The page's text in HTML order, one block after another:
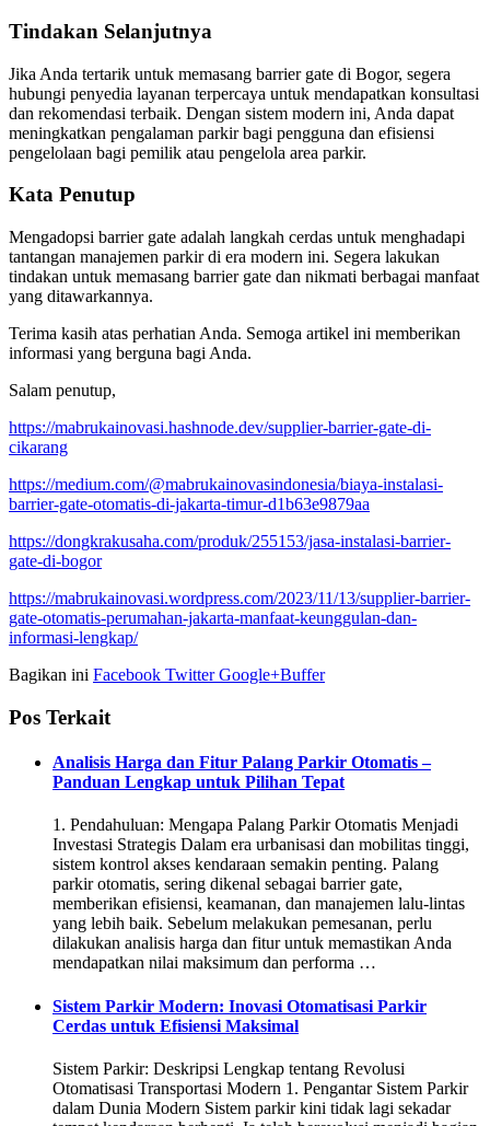
Tindakan Selanjutnya
Jika Anda tertarik untuk memasang barrier gate di Bogor, segera
hubungi penyedia layanan terpercaya untuk mendapatkan konsultasi
dan rekomendasi terbaik. Dengan sistem modern ini, Anda dapat
meningkatkan pengalaman parkir bagi pengguna dan efisiensi
pengelolaan bagi pemilik atau pengelola area parkir.
Kata Penutup
Mengadopsi barrier gate adalah langkah cerdas untuk menghadapi
tantangan manajemen parkir di era modern ini. Segera lakukan
tindakan untuk memasang barrier gate dan nikmati berbagai manfaat
yang ditawarkannya.
Terima kasih atas perhatian Anda. Semoga artikel ini memberikan
informasi yang berguna bagi Anda.
Salam penutup,
https://mabrukainovasi.hashnode.dev/supplier-barrier-gate-di-
cikarang
https://medium.com/@mabrukainovasindonesia/biaya-instalasi-
barrier-gate-otomatis-di-jakarta-timur-d1b63e9879aa
https://dongkrakusaha.com/produk/255153/jasa-instalasi-barrier-
gate-di-bogor
https://mabrukainovasi.wordpress.com/2023/11/13/supplier-barrier-
gate-otomatis-perumahan-jakarta-manfaat-keunggulan-dan-
informasi-lengkap/
Bagikan ini Facebook TwitterGoogle+Buffer
Pos Terkait
Analisis Harga dan Fitur Palang Parkir Otomatis –
Panduan Lengkap untuk Pilihan Tepat
1. Pendahuluan: Mengapa Palang Parkir Otomatis Menjadi
Investasi Strategis Dalam era urbanisasi dan mobilitas tinggi,
sistem kontrol akses kendaraan semakin penting. Palang
parkir otomatis, sering dikenal sebagai barrier gate,
memberikan efisiensi, keamanan, dan manajemen lalu-lintas
yang lebih baik. Sebelum melakukan pemesanan, perlu
dilakukan analisis harga dan fitur untuk memastikan Anda
mendapatkan nilai maksimum dan performa …
Sistem Parkir Modern: Inovasi Otomatisasi Parkir
Cerdas untuk Efisiensi Maksimal
Sistem Parkir: Deskripsi Lengkap tentang Revolusi
Otomatisasi Transportasi Modern 1. Pengantar Sistem Parkir
dalam Dunia Modern Sistem parkir kini tidak lagi sekadar